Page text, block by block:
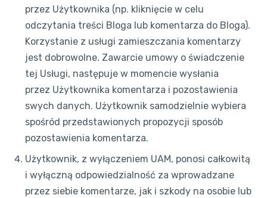
przez Użytkownika (np. kliknięcie w celu
odczytania treści Bloga lub komentarza do Bloga).
Korzystanie z usługi zamieszczania komentarzy
jest dobrowolne. Zawarcie umowy o świadczenie
tej Usługi, następuje w momencie wysłania
przez Użytkownika komentarza i pozostawienia
swych danych. Użytkownik samodzielnie wybiera
spośród przedstawionych propozycji sposób
pozostawienia komentarza.
Użytkownik, z wyłączeniem UAM, ponosi całkowitą
i wyłączną odpowiedzialność za wprowadzane
przez siebie komentarze, jak i szkody na osobie lub